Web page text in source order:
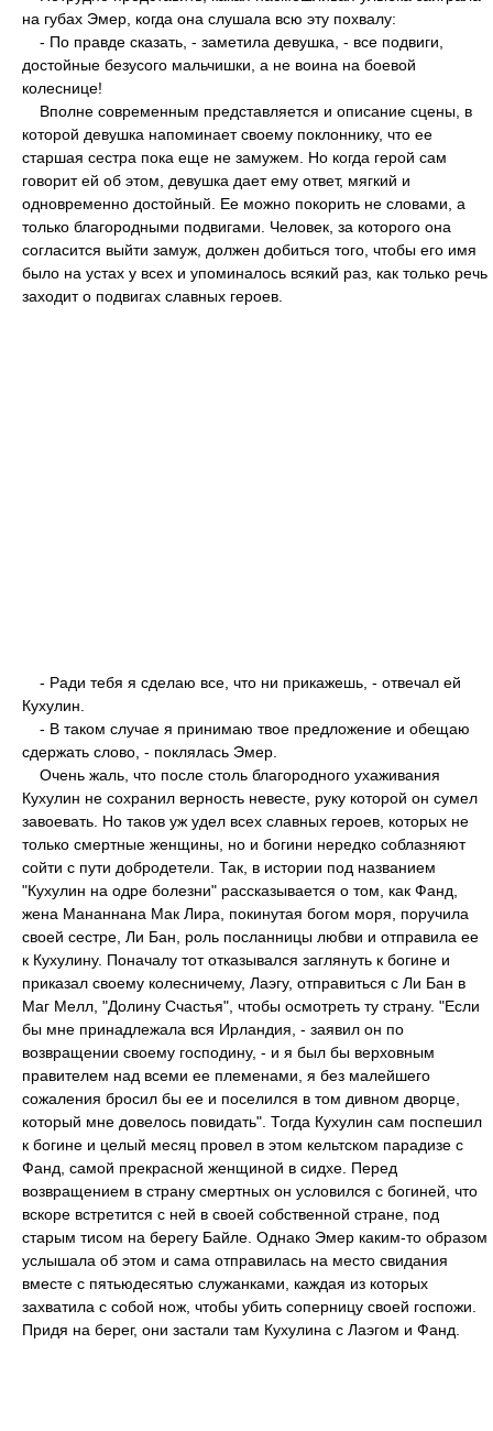
на губах Эмер, когда она слушала всю эту похвалу:
- По правде сказать, - заметила девушка, - все подвиги,
достойные безусого мальчишки, а не воина на боевой
колеснице!
Вполне современным представляется и описание сцены, в
которой девушка напоминает своему поклоннику, что ее
старшая сестра пока еще не замужем. Но когда герой сам
говорит ей об этом, девушка дает ему ответ, мягкий и
одновременно достойный. Ее можно покорить не словами, а
только благородными подвигами. Человек, за которого она
согласится выйти замуж, должен добиться того, чтобы его имя
было на устах у всех и упоминалось всякий раз, как только речь
заходит о подвигах славных героев.
- Ради тебя я сделаю все, что ни прикажешь, - отвечал ей
Кухулин.
- В таком случае я принимаю твое предложение и обещаю
сдержать слово, - поклялась Эмер.
Очень жаль, что после столь благородного ухаживания
Кухулин не сохранил верность невесте, руку которой он сумел
завоевать. Но таков уж удел всех славных героев, которых не
только смертные женщины, но и богини нередко соблазняют
сойти с пути добродетели. Так, в истории под названием
"Кухулин на одре болезни" рассказывается о том, как Фанд,
жена Мананнана Мак Лира, покинутая богом моря, поручила
своей сестре, Ли Бан, роль посланницы любви и отправила ее
к Кухулину. Поначалу тот отказывался заглянуть к богине и
приказал своему колесничему, Лаэгу, отправиться с Ли Бан в
Маг Мелл, "Долину Счастья", чтобы осмотреть ту страну. "Если
бы мне принадлежала вся Ирландия, - заявил он по
возвращении своему господину, - и я был бы верховным
правителем над всеми ее племенами, я без малейшего
сожаления бросил бы ее и поселился в том дивном дворце,
который мне довелось повидать". Тогда Кухулин сам поспешил
к богине и целый месяц провел в этом кельтском парадизе с
Фанд, самой прекрасной женщиной в сидхе. Перед
возвращением в страну смертных он условился с богиней, что
вскоре встретится с ней в своей собственной стране, под
старым тисом на берегу Байле. Однако Эмер каким-то образом
услышала об этом и сама отправилась на место свидания
вместе с пятьюдесятью служанками, каждая из которых
захватила с собой нож, чтобы убить соперницу своей госпожи.
Придя на берег, они застали там Кухулина с Лаэгом и Фанд.